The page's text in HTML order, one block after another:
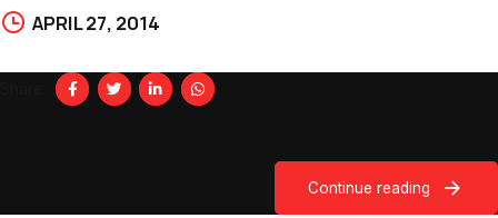
APRIL 27, 2014
Continue reading